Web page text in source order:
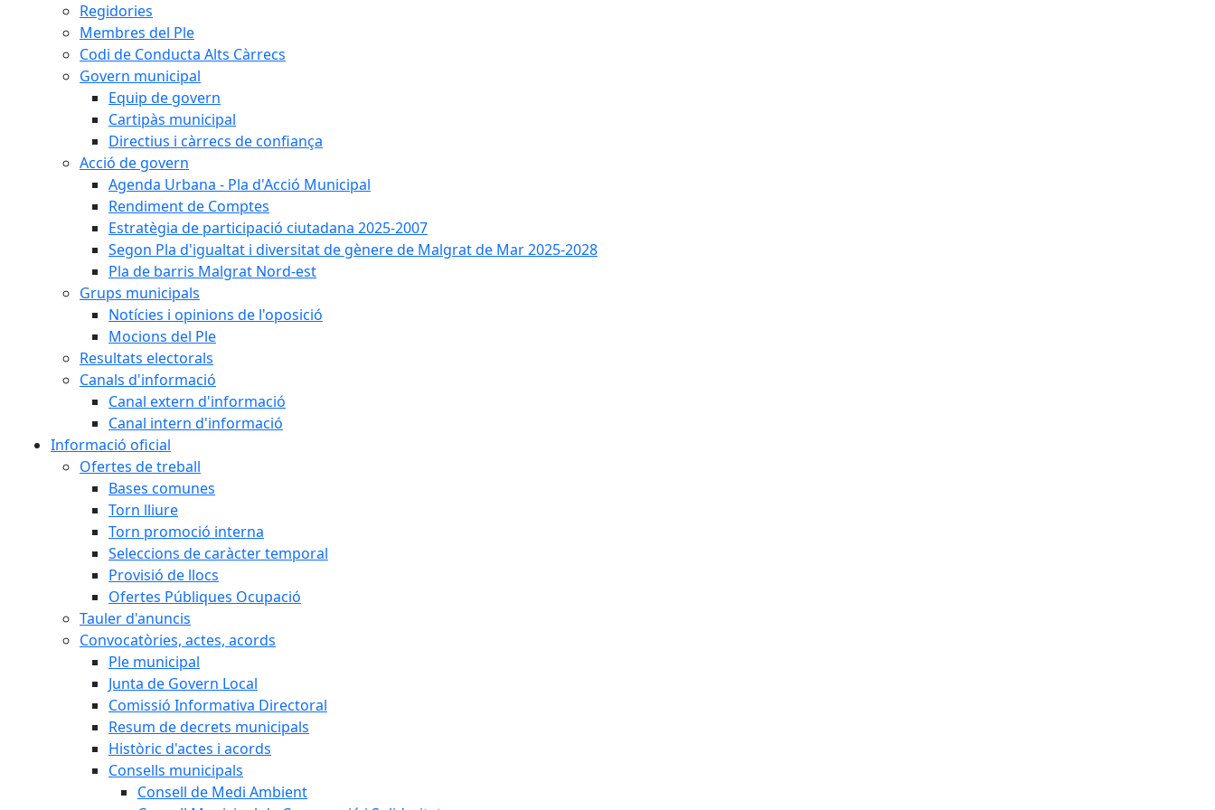
Regidories
Membres del Ple
Codi de Conducta Alts Càrrecs
Govern municipal
Equip de govern
Cartipàs municipal
Directius i càrrecs de confiança
Acció de govern
Agenda Urbana - Pla d'Acció Municipal
Rendiment de Comptes
Estratègia de participació ciutadana 2025-2007
Segon Pla d'igualtat i diversitat de gènere de Malgrat de Mar 2025-2028
Pla de barris Malgrat Nord-est
Grups municipals
Notícies i opinions de l'oposició
Mocions del Ple
Resultats electorals
Canals d'informació
Canal extern d'informació
Canal intern d'informació
Informació oficial
Ofertes de treball
Bases comunes
Torn lliure
Torn promoció interna
Seleccions de caràcter temporal
Provisió de llocs
Ofertes Públiques Ocupació
Tauler d'anuncis
Convocatòries, actes, acords
Ple municipal
Junta de Govern Local
Comissió Informativa Directoral
Resum de decrets municipals
Històric d'actes i acords
Consells municipals
Consell de Medi Ambient